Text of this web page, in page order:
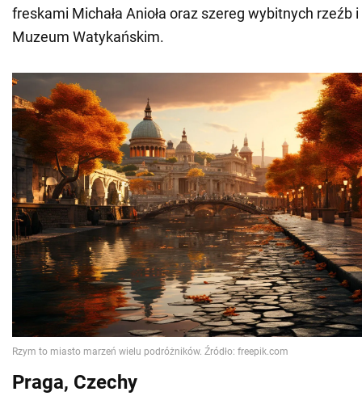
freskami Michała Anioła oraz szereg wybitnych rzeźb
Muzeum Watykańskim.
Praga, Czechy